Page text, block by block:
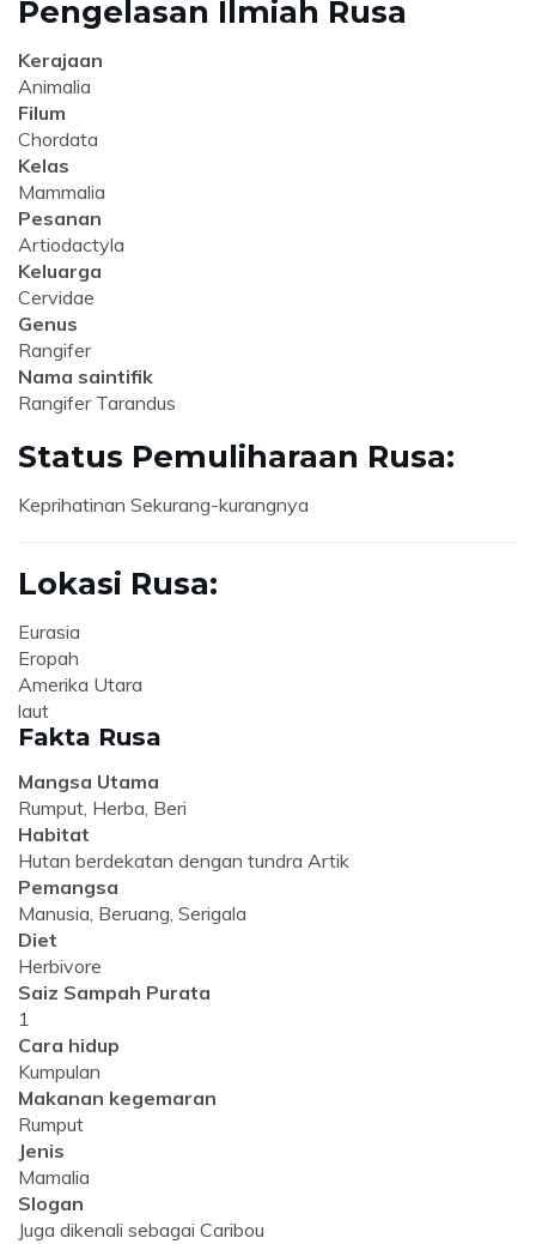
Pengelasan Ilmiah Rusa
Kerajaan
Animalia
Filum
Chordata
Kelas
Mammalia
Pesanan
Artiodactyla
Keluarga
Cervidae
Genus
Rangifer
Nama saintifik
Rangifer Tarandus
Status Pemuliharaan Rusa:
Keprihatinan Sekurang-kurangnya
Lokasi Rusa:
Eurasia
Eropah
Amerika Utara
laut
Fakta Rusa
Mangsa Utama
Rumput, Herba, Beri
Habitat
Hutan berdekatan dengan tundra Artik
Pemangsa
Manusia, Beruang, Serigala
Diet
Herbivore
Saiz Sampah Purata
1
Cara hidup
Kumpulan
Makanan kegemaran
Rumput
Jenis
Mamalia
Slogan
Juga dikenali sebagai Caribou